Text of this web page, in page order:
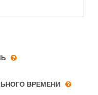
ВРЕМЕНИ